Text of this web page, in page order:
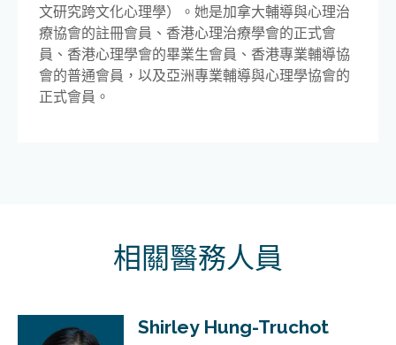
文研究跨文化心理學）。她是加拿大輔導與心理治
療協會的註冊會員、香港心理治療學會的正式會
員、香港心理學會的畢業生會員、香港專業輔導協
會的普通會員，以及亞洲專業輔導與心理學協會的
正式會員。
相關醫務人員
Shirley Hung-Truchot